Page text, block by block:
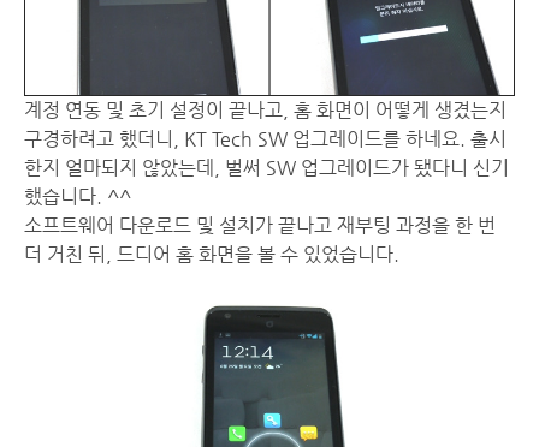
계정 연동 및 초기 설정이 끝나고, 홈 화면이 어떻게 생겼는지
구경하려고 했더니, KT Tech SW 업그레이드를 하네요. 출시
한지 얼마되지 않았는데, 벌써 SW 업그레이드가 됐다니 신기
했습니다. ^^
소프트웨어 다운로드 및 설치가 끝나고 재부팅 과정을 한 번
더 거친 뒤, 드디어 홈 화면을 볼 수 있었습니다.